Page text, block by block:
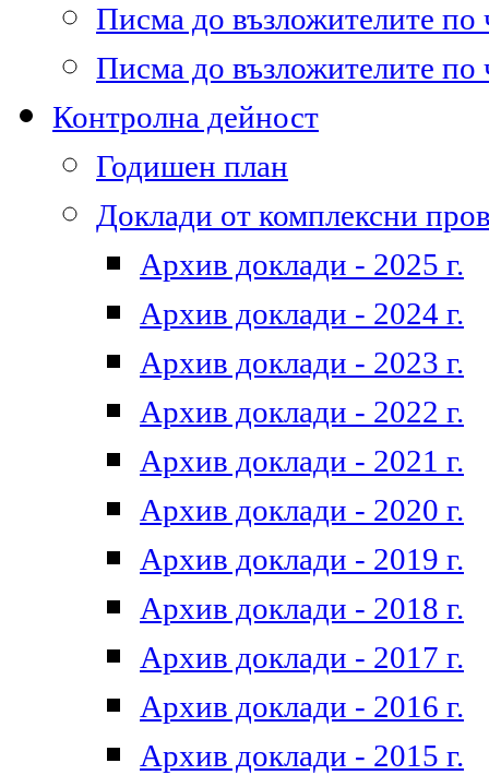
Писма до възложителите по
Писма до възложителите по
Контролна дейност
Годишен план
Доклади от комплексни
Архив доклади - 2025 г.
Архив доклади - 2024 г.
Архив доклади - 2023 г.
Архив доклади - 2022 г.
Архив доклади - 2021 г.
Архив доклади - 2020 г.
Архив доклади - 2019 г.
Архив доклади - 2018 г.
Архив доклади - 2017 г.
Архив доклади - 2016 г.
Архив доклади - 2015 г.